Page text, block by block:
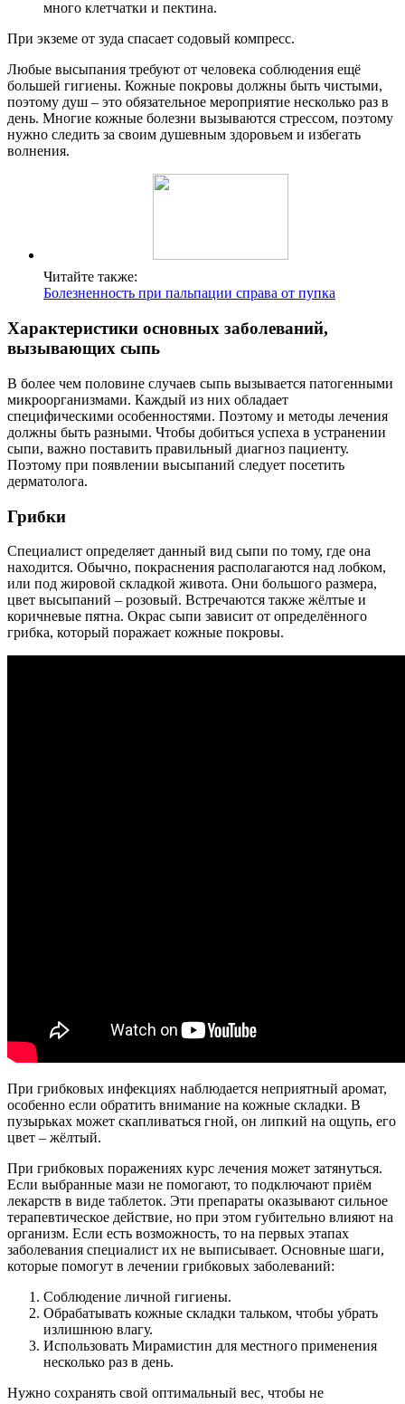
много клетчатки и пектина.
При экземе от зуда спасает содовый компресс.
Любые высыпания требуют от человека соблюдения ещё
большей гигиены. Кожные покровы должны быть чистыми,
поэтому душ – это обязательное мероприятие несколько раз в
день. Многие кожные болезни вызываются стрессом, поэтому
нужно следить за своим душевным здоровьем и избегать
волнения.
Читайте также:
Болезненность при пальпации справа от пупка
Характеристики основных заболеваний,
вызывающих сыпь
В более чем половине случаев сыпь вызывается патогенными
микроорганизмами. Каждый из них обладает
специфическими особенностями. Поэтому и методы лечения
должны быть разными. Чтобы добиться успеха в устранении
сыпи, важно поставить правильный диагноз пациенту.
Поэтому при появлении высыпаний следует посетить
дерматолога.
Грибки
Специалист определяет данный вид сыпи по тому, где она
находится. Обычно, покраснения располагаются над лобком,
или под жировой складкой живота. Они большого размера,
цвет высыпаний – розовый. Встречаются также жёлтые и
коричневые пятна. Окрас сыпи зависит от определённого
грибка, который поражает кожные покровы.
При грибковых инфекциях наблюдается неприятный аромат,
особенно если обратить внимание на кожные складки. В
пузырьках может скапливаться гной, он липкий на ощупь, его
цвет – жёлтый.
При грибковых поражениях курс лечения может затянуться.
Если выбранные мази не помогают, то подключают приём
лекарств в виде таблеток. Эти препараты оказывают сильное
терапевтическое действие, но при этом губительно влияют на
организм. Если есть возможность, то на первых этапах
заболевания специалист их не выписывает. Основные шаги,
которые помогут в лечении грибковых заболеваний:
Соблюдение личной гигиены.
Обрабатывать кожные складки тальком, чтобы убрать
излишнюю влагу.
Использовать Мирамистин для местного применения
несколько раз в день.
Нужно сохранять свой оптимальный вес, чтобы не